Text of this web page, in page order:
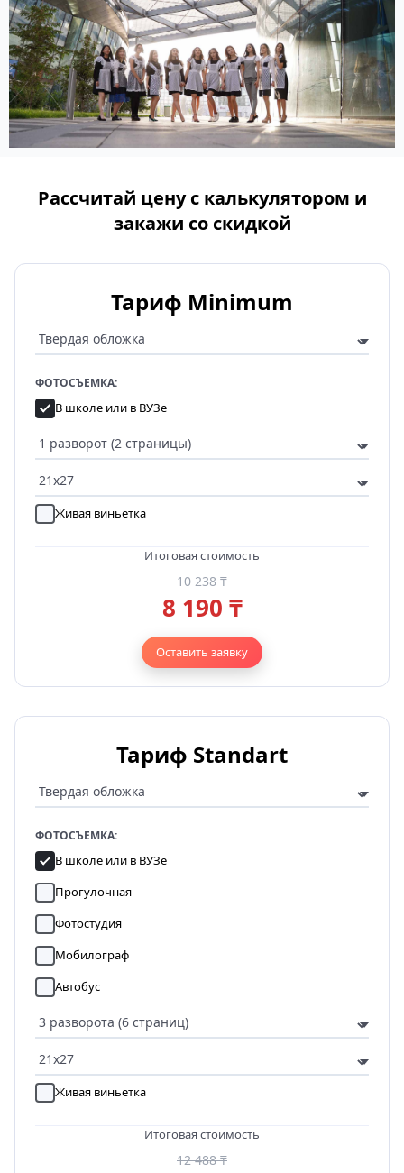
Рассчитай цену с калькулятором и
закажи со скидкой
Тариф Minimum
ФОТОСЪЕМКА:
В школе или в ВУЗе
Живая виньетка
Итоговая стоимость
10 238 ₸
8 190 ₸
Оставить заявку
Тариф Standart
ФОТОСЪЕМКА:
В школе или в ВУЗе
Прогулочная
Фотостудия
Мобилограф
Автобус
Живая виньетка
Итоговая стоимость
12 488 ₸